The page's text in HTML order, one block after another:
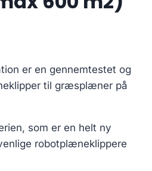
er en gennemtestet og
til græsplæner på
som er en helt ny
robotplæneklippere